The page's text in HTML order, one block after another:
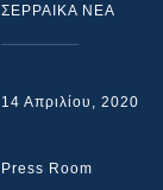
ΣΕΡΡΑΙΚΑ ΝΕΑ
14 Απριλίου, 2020
Press Room